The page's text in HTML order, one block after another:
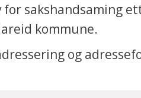
sakshandsaming
kommune.
og